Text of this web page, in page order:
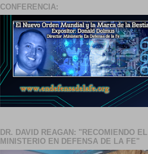
CONFERENCIA:
DR. DAVID REAGAN: "RECOMIENDO EL
MINISTERIO EN DEFENSA DE LA FE"